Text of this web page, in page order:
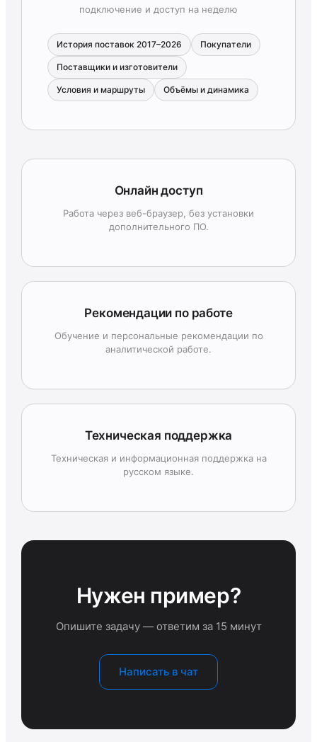
подключение и доступ на неделю
История поставок 2017–2026 Покупатели
Поставщики и изготовители
Условия и маршруты Объёмы и динамика
Онлайн доступ
Работа через веб-браузер, без установки
дополнительного ПО.
Рекомендации по работе
Обучение и персональные рекомендации по
аналитической работе.
Техническая поддержка
Техническая и информационная поддержка на
русском языке.
Нужен пример?
Опишите задачу — ответим за 15 минут
Написать в чат